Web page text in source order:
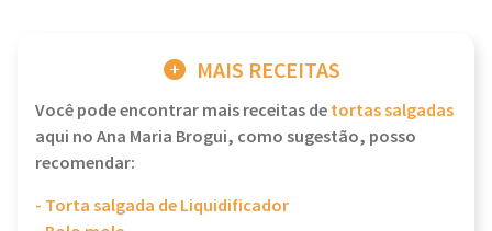
MAIS RECEITAS
Você pode encontrar mais receitas detortas salgadas
aqui no Ana Maria Brogui, como sugestão, posso
recomendar:
- Torta salgada de Liquidificador